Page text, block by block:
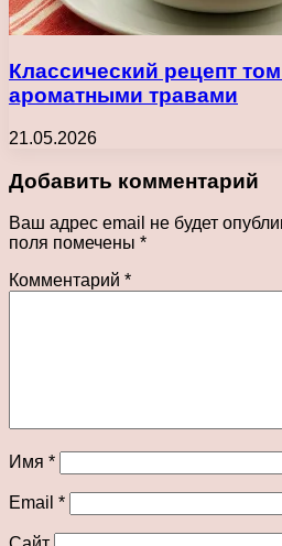
Классический рецепт
ароматными травами
21.05.2026
Добавить комментарий
Ваш адрес email не будет
поля помечены *
Комментарий *
Имя *
Email *